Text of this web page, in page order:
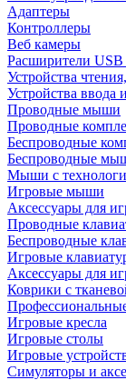
Адаптеры
Контроллеры
Веб камеры
Расширители USB
Устройства
Устройства ввода
Проводные мыши
Проводные
Беспроводные
Беспроводные
Мыши с
Игровые мыши
Аксессуары для
Проводные
Беспроводные
Игровые
Аксессуары для
Коврики с
Игровые кресла
Игровые столы
Игровые
Симуляторы и